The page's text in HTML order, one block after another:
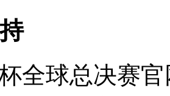
全球总决赛